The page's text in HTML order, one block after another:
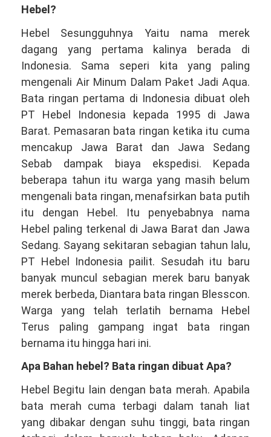
Hebel?
Hebel Sesungguhnya Yaitu nama merek
dagang yang pertama kalinya berada di
Indonesia. Sama seperi kita yang paling
mengenali Air Minum Dalam Paket Jadi Aqua.
Bata ringan pertama di Indonesia dibuat oleh
PT Hebel Indonesia kepada 1995 di Jawa
Barat. Pemasaran bata ringan ketika itu cuma
mencakup Jawa Barat dan Jawa Sedang
Sebab dampak biaya ekspedisi. Kepada
beberapa tahun itu warga yang masih belum
mengenali bata ringan, menafsirkan bata putih
itu dengan Hebel. Itu penyebabnya nama
Hebel paling terkenal di Jawa Barat dan Jawa
Sedang. Sayang sekitaran sebagian tahun lalu,
PT Hebel Indonesia pailit. Sesudah itu baru
banyak muncul sebagian merek baru banyak
merek berbeda, Diantara bata ringan Blesscon.
Warga yang telah terlatih bernama Hebel
Terus paling gampang ingat bata ringan
bernama itu hingga hari ini.
Apa Bahan hebel? Bata ringan dibuat Apa?
Hebel Begitu lain dengan bata merah. Apabila
bata merah cuma terbagi dalam tanah liat
yang dibakar dengan suhu tinggi, bata ringan